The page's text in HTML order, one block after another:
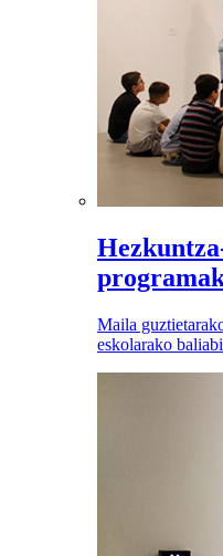
Maila
eskolarako